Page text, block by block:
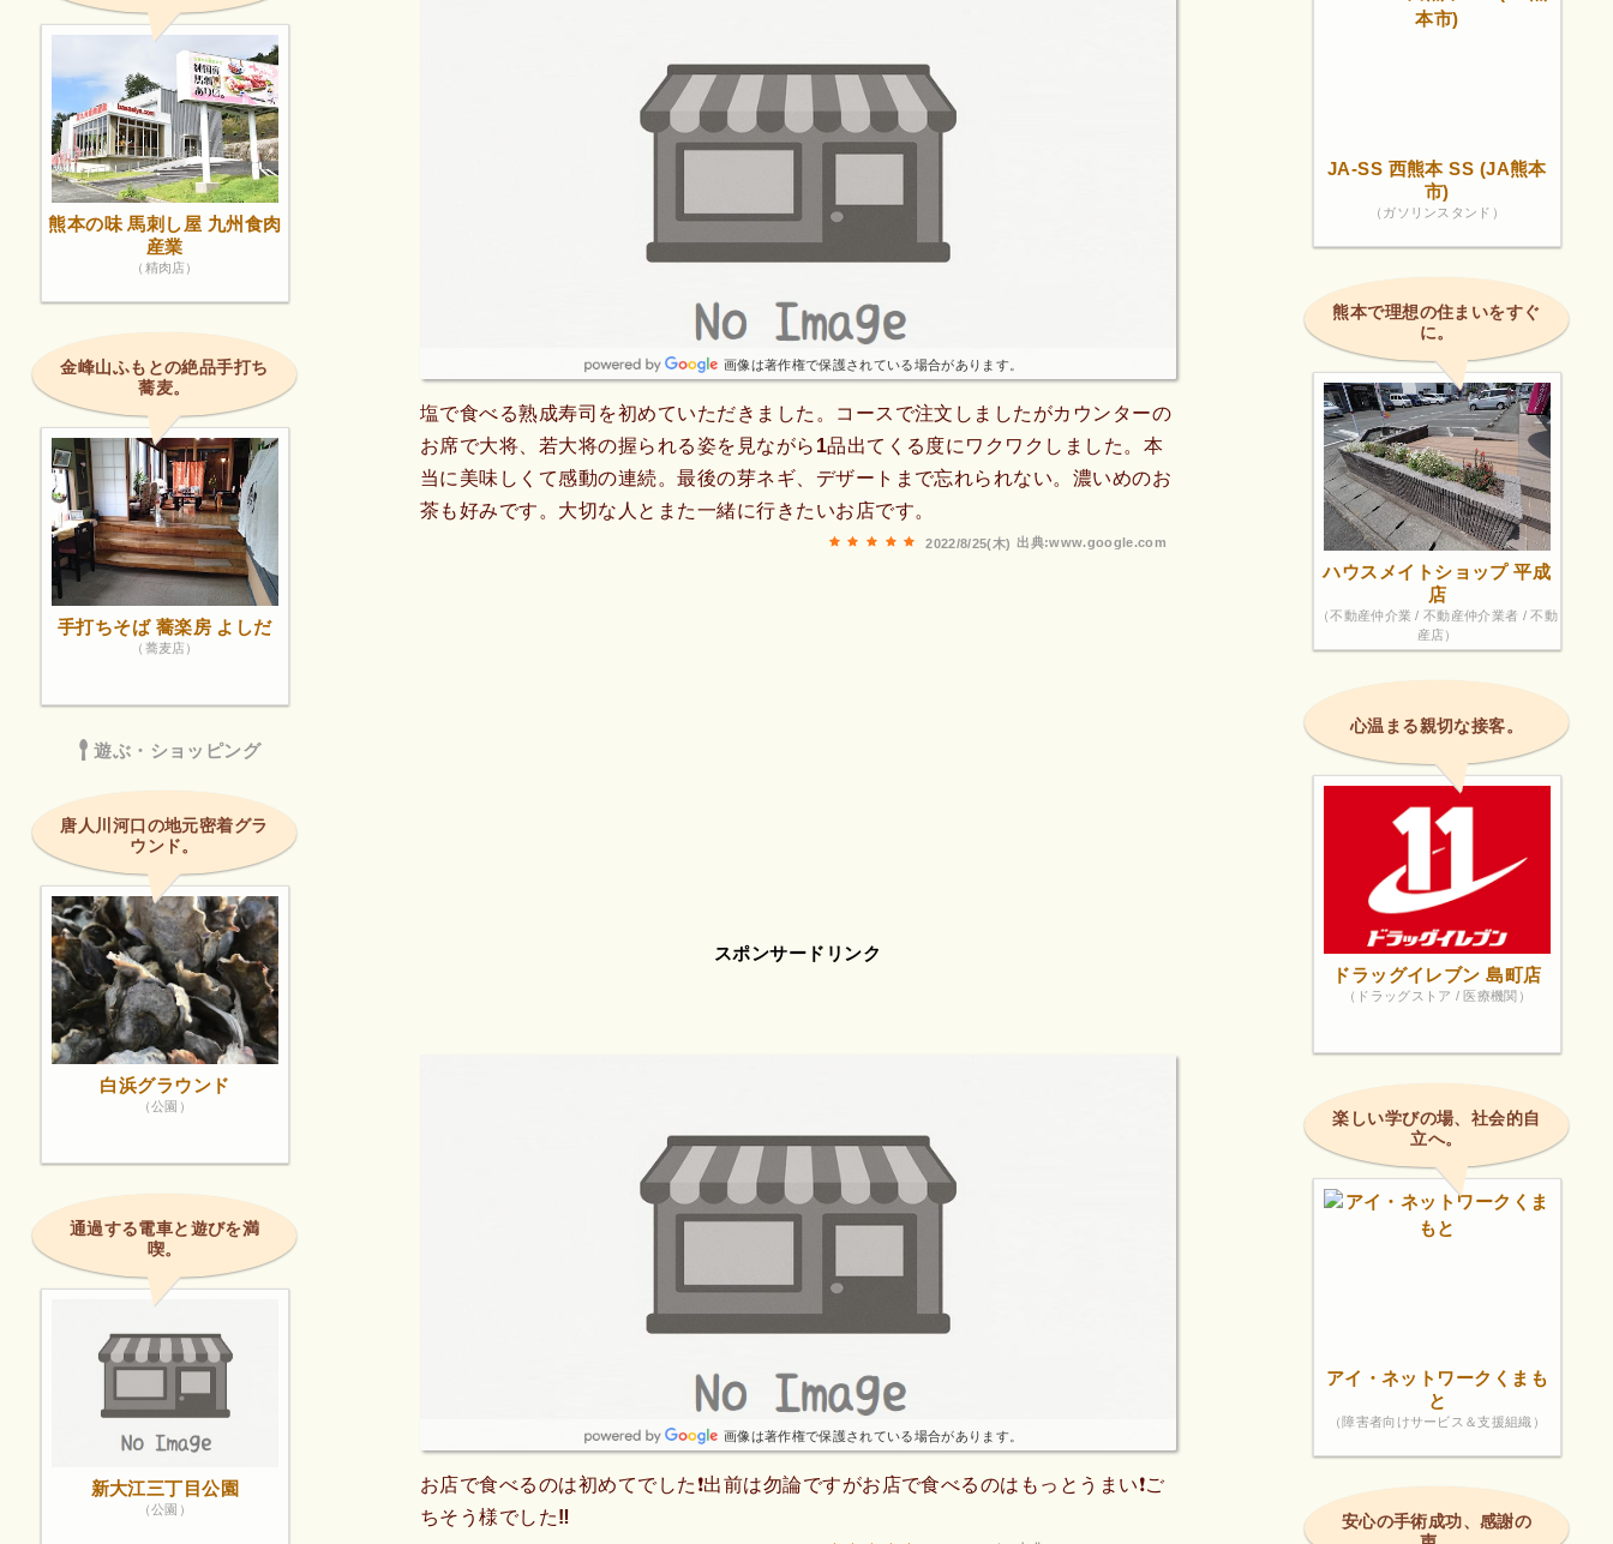
画像は著作権で保護されている場合があります。
塩で食べる熟成寿司を初めていただきました。コースで注文しましたがカウンターの
お席で大将、若大将の握られる姿を見ながら1品出てくる度にワクワクしました。本
当に美味しくて感動の連続。最後の芽ネギ、デザートまで忘れられない。濃いめのお
茶も好みです。大切な人とまた一緒に行きたいお店です。
出典:www.google.com
2022/8/25(木)
スポンサードリンク
画像は著作権で保護されている場合があります。
お店で食べるのは初めてでした❗出前は勿論ですがお店で食べるのはもっとうまい❗ご
ちそう様でした‼️
熊本の味 馬刺し屋 九州食肉
産業
（精肉店）
金峰山ふもとの絶品手打ち
蕎麦。
手打ちそば 蕎楽房 よしだ
（蕎麦店）
遊ぶ・ショッピング
唐人川河口の地元密着グラ
ウンド。
白浜グラウンド
（公園）
通過する電車と遊びを満
喫。
新大江三丁目公園
（公園）
JA-SS 西熊本 SS (JA熊本
市)
（ガソリンスタンド）
熊本で理想の住まいをすぐ
に。
ハウスメイトショップ 平成
店
（不動産仲介業 / 不動産仲介業者 / 不動
産店）
心温まる親切な接客。
ドラッグイレブン 島町店
（ドラッグストア / 医療機関）
楽しい学びの場、社会的自
立へ。
アイ・ネットワークくまも
と
（障害者向けサービス＆支援組織）
安心の手術成功、感謝の